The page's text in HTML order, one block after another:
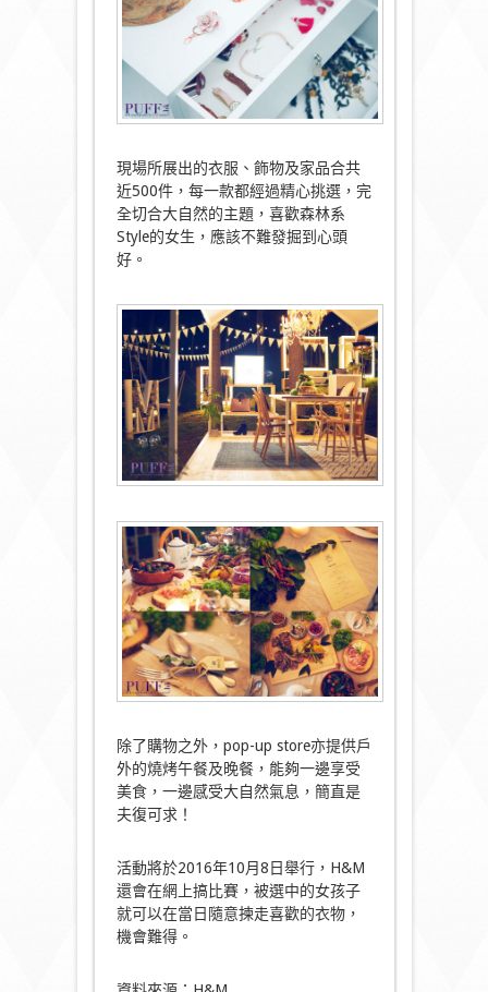
現場所展出的衣服、飾物及家品合共
近500件，每一款都經過精心挑選，完
全切合大自然的主題，喜歡森林系
Style的女生，應該不難發掘到心頭
好。
除了購物之外，pop-up store亦提供戶
外的燒烤午餐及晚餐，能夠一邊享受
美食，一邊感受大自然氣息，簡直是
夫復可求！
活動將於2016年10月8日舉行，H&M
還會在網上搞比賽，被選中的女孩子
就可以在當日隨意揀走喜歡的衣物，
機會難得。